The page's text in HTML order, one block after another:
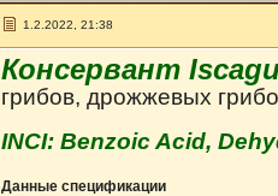
1.2.2022, 21:38
Консервант
грибов, дрожжевых
INCI: Benzoic Acid,
Данные спецификации